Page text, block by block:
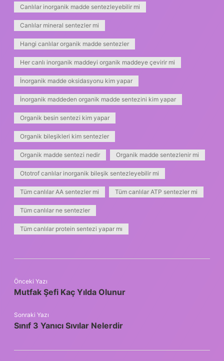
Canlılar inorganik madde sentezleyebilir mi
Canlılar mineral sentezler mi
Hangi canlılar organik madde sentezler
Her canlı inorganik maddeyi organik maddeye çevirir mi
İnorganik madde oksidasyonu kim yapar
İnorganik maddeden organik madde sentezini kim yapar
Organik besin sentezi kim yapar
Organik bileşikleri kim sentezler
Organik madde sentezi nedir Organik madde sentezlenir mi
Ototrof canlılar inorganik bileşik sentezleyebilir mi
Tüm canlılar AA sentezler mi Tüm canlılar ATP sentezler mi
Tüm canlılar ne sentezler
Tüm canlılar protein sentezi yapar mı
Önceki Yazı
Mutfak Şefi Kaç Yılda Olunur
Sonraki Yazı
Sınıf 3 Yanıcı Sıvılar Nelerdir